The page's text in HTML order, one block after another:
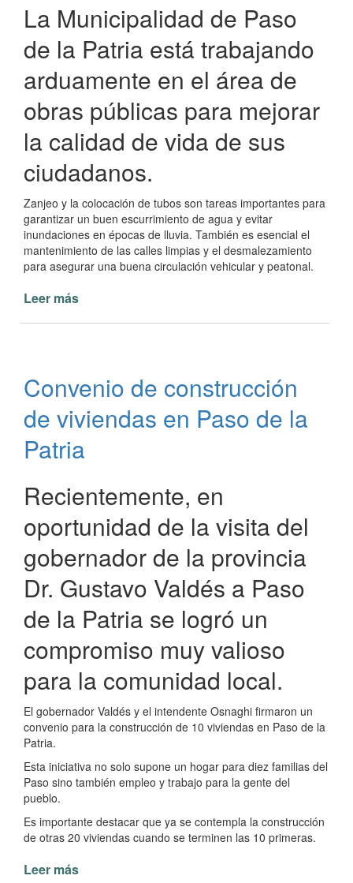
La Municipalidad de Paso
de la Patria está trabajando
arduamente en el área de
obras públicas para mejorar
la calidad de vida de sus
ciudadanos.
Zanjeo y la colocación de tubos son tareas importantes para
garantizar un buen escurrimiento de agua y evitar
inundaciones en épocas de lluvia. También es esencial el
mantenimiento de las calles limpias y el desmalezamiento
para asegurar una buena circulación vehicular y peatonal.
Leer más
en
trabajos
de
y
de
tubos
Convenio de construcción
de viviendas en Paso de la
Patria
Recientemente, en
oportunidad de la visita del
gobernador de la provincia
Dr. Gustavo Valdés a Paso
de la Patria se logró un
compromiso muy valioso
para la comunidad local.
El gobernador Valdés y el intendente Osnaghi firmaron un
convenio para la construcción de 10 viviendas en Paso de la
Patria.
Esta iniciativa no solo supone un hogar para diez familias del
Paso sino también empleo y trabajo para la gente del
pueblo.
Es importante destacar que ya se contempla la construcción
de otras 20 viviendas cuando se terminen las 10 primeras.
Leer más